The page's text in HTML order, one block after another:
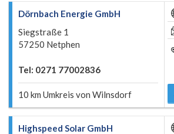
Dörnbach Energie GmbH
Siegstraße 1
57250 Netphen
Tel: 0271 77002836
10 km Umkreis von Wilnsdorf
Highspeed Solar GmbH